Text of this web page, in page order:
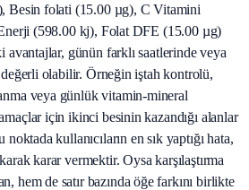
Besin folati (15.00 µg), C Vitamini
(598.00 kj), Folat DFE (15.00 µg)
günün farklı saatlerinde veya
olabilir. Örneğin iştah kontrolü,
veya günlük vitamin-mineral
için ikinci besinin kazandığı alanlar
kullanıcıların en sık yaptığı hata,
karar vermektir. Oysa karşılaştırma
hem de satır bazında öğe farkını birlikte